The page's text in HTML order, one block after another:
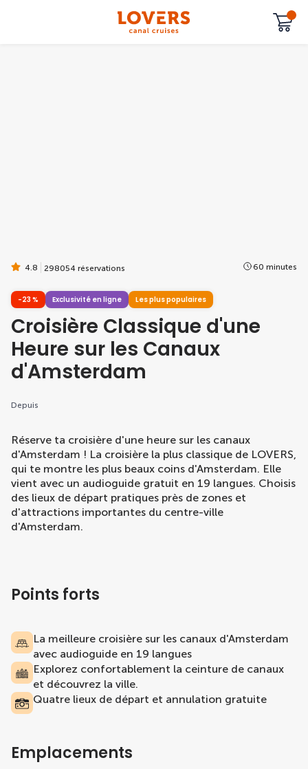
4.8 298054 réservations 60 minutes
-23 % Exclusivité en ligne Les plus populaires
Croisière Classique d'une
Heure sur les Canaux
d'Amsterdam
Depuis
Réserve ta croisière d'une heure sur les canaux
d'Amsterdam ! La croisière la plus classique de LOVERS,
qui te montre les plus beaux coins d'Amsterdam. Elle
vient avec un audioguide gratuit en 19 langues. Choisis
des lieux de départ pratiques près de zones et
d'attractions importantes du centre-ville
d'Amsterdam.
Points forts
La meilleure croisière sur les canaux d'Amsterdam
avec audioguide en 19 langues
Explorez confortablement la ceinture de canaux
et découvrez la ville.
Quatre lieux de départ et annulation gratuite
Emplacements